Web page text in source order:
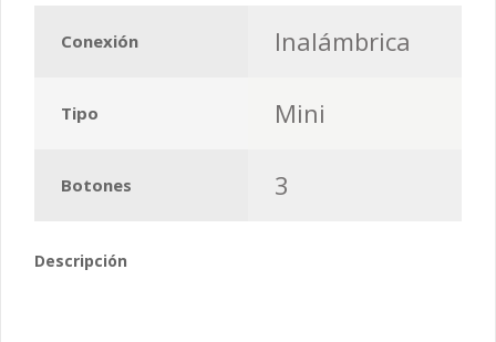
Conexión Inalámbrica
Tipo Mini
Botones 3
Descripción